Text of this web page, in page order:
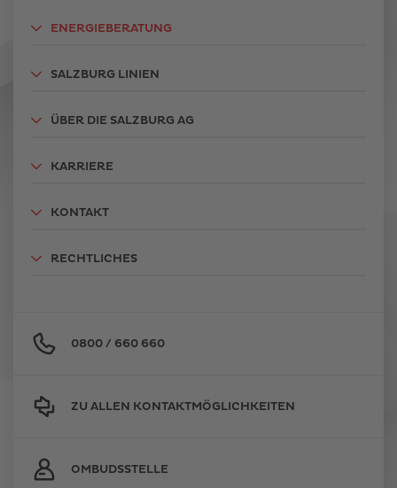
ENERGIEBERATUNG
SALZBURG LINIEN
ÜBER DIE SALZBURG AG
KARRIERE
KONTAKT
RECHTLICHES
0800 / 660 660
ZU ALLEN KONTAKTMÖGLICHKEITEN
OMBUDSSTELLE